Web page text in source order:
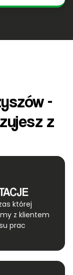
-
z
której
z klientem
prac